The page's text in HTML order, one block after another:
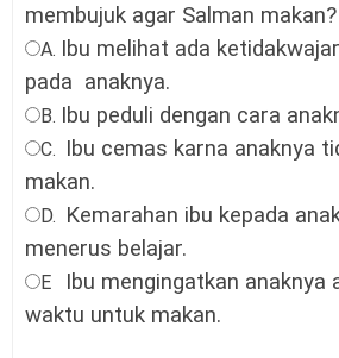
membujuk agar Salman makan?
A. Ibu melihat ada
pada anaknya.
B. Ibu peduli dengan cara
C. Ibu cemas karna anaknya
makan.
D. Kemarahan ibu kepada
menerus belajar.
E
Ibu mengingatkan anaknya
waktu untuk makan.